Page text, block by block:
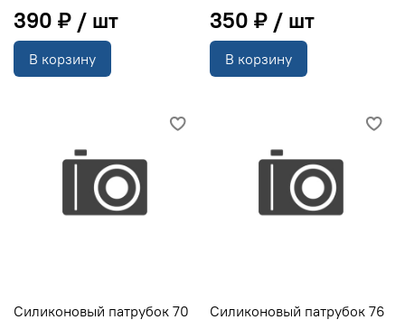
390 ₽
В корзину
350 ₽
В корзину
Силиконовый патрубок 70
Силиконовый патрубок 76